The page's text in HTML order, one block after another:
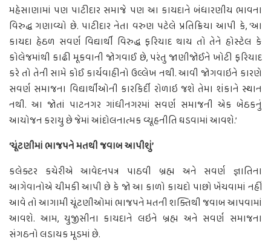
મહેસાણામાં પણ પાટીદાર સમાજે પણ આ કાયદાને બંધારણીય ભાવના
વિરુદ્ધ ગણાવ્યો છે. પાટીદાર નેતા વરુણ પટેલે પ્રતિક્રિયા આપી કે, ‘આ
કાયદા હેઠળ સવર્ણ વિદ્યાર્થી વિરુદ્ધ ફરિયાદ થાય તો તેને હોસ્ટેલ કે
કોલેજમાંથી કાઢી મૂકવાની જોગવાઈ છે, પરંતુ જાણીજોઈને ખોટી ફરિયાદ
કરે તો તેની સામે કોઈ કાર્યવાહીનો ઉલ્લેખ નથી. આવી જોગવાઇને કારણે
સવર્ણ સમાજના વિદ્યાર્થીઓની કારકિર્દી રોળાઇ જશે તેમા શંકાને સ્થાન
નથી. આ જોતાં પાટનગર ગાંધીનગરમાં સવર્ણ સમાજની એક બેઠકનું
આયોજન કરાયુ છે જેમાં આંદોલનાત્મક વ્યૂહનીતિ ઘડવામાં આવશે.’
‘ચૂંટણીમાં ભાજપને મતથી જવાબ આપીશું’
કલેક્ટર કચેરીએ આવેદનપત્ર પાઠવી બ્રહ્મ અને સવર્ણ જ્ઞાતિના
આગેવાનોએ ચીમકી આપી છે કે જો આ કાળો કાયદો પાછો ખેંચવામાં નહીં
આવે તો આગામી ચૂંટણીઓમાં ભાજપને મતની શક્તિથી જવાબ આપવામાં
આવશે. આમ, યુજીસીના કાયદાને લઇને બ્રહ્મ અને સવર્ણ સમાજના
સંગઠનો લડાયક મૂડમાં છે.